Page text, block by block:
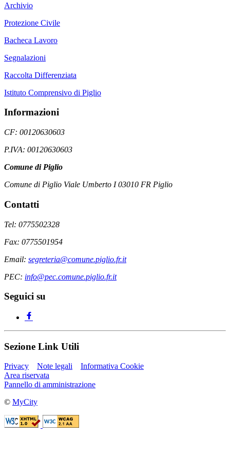
Archivio
Protezione Civile
Bacheca Lavoro
Segnalazioni
Raccolta Differenziata
Istituto Comprensivo di Piglio
Informazioni
CF: 00120630603
P.IVA: 00120630603
Comune di Piglio
Comune di Piglio Viale Umberto I 03010 FR Piglio
Contatti
Tel: 0775502328
Fax: 0775501954
Email: segreteria@comune.piglio.fr.it
PEC: info@pec.comune.piglio.fr.it
Seguici su
Sezione Link Utili
Privacy Note legali
Informativa Cookie
Area riservata
Pannello di amministrazione
© MyCity